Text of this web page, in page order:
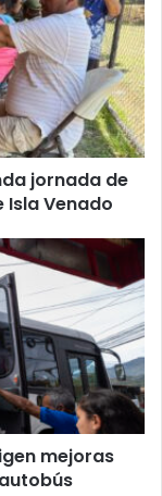
jornada de
Venado
mejoras